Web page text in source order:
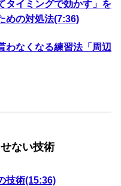
タイミングで効かす」を
めの対処法(7:36)
わなくなる練習法「周辺
ない技術
技術(15:36)